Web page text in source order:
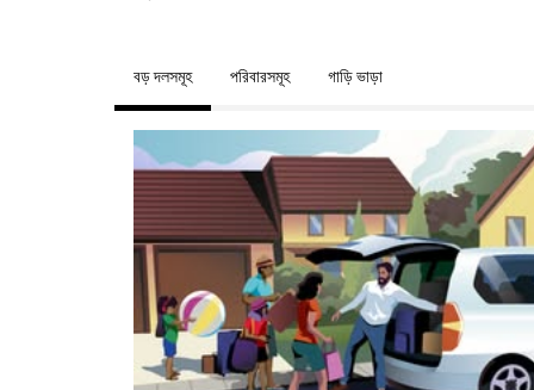
বড় দলসমূহ পরিবারসমূহ গাড়ি ভাড়া